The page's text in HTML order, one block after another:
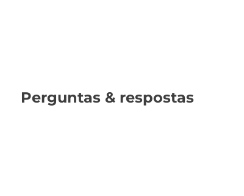
Perguntas & respostas